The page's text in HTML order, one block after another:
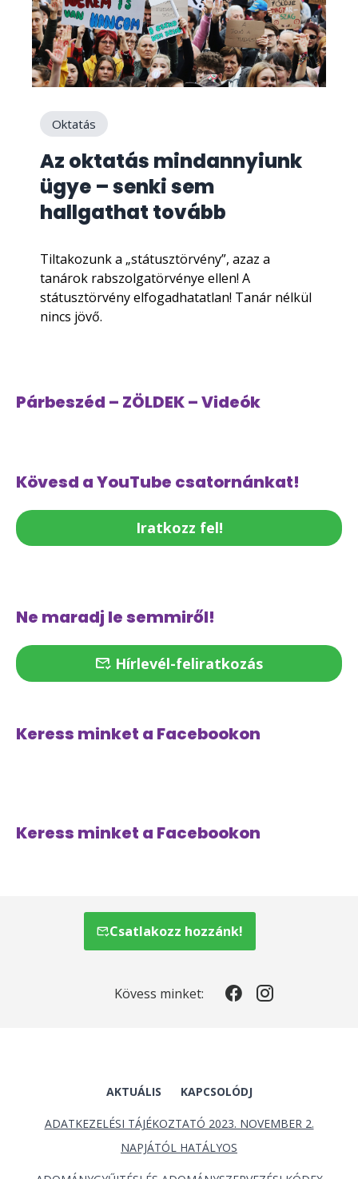
Oktatás
Az oktatás mindannyiunk
ügye – senki sem
hallgathat tovább
Tiltakozunk a „státusztörvény”, azaz a
tanárok rabszolgatörvénye ellen! A
státusztörvény elfogadhatatlan! Tanár nélkül
nincs jövő.
Párbeszéd – ZÖLDEK – Videók
Kövesd a YouTube csatornánkat!
Iratkozz fel!
Ne maradj le semmiről!
Hírlevél-feliratkozás
Keress minket a Facebookon
Keress minket a Facebookon
Csatlakozz hozzánk!
Kövess minket:
AKTUÁLIS KAPCSOLÓDJ
ADATKEZELÉSI TÁJÉKOZTATÓ 2023. NOVEMBER 2.
NAPJÁTÓL HATÁLYOS